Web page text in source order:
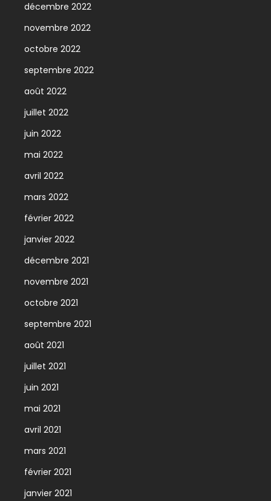
décembre 2022
novembre 2022
octobre 2022
septembre 2022
août 2022
juillet 2022
juin 2022
mai 2022
avril 2022
mars 2022
février 2022
janvier 2022
décembre 2021
novembre 2021
octobre 2021
septembre 2021
août 2021
juillet 2021
juin 2021
mai 2021
avril 2021
mars 2021
février 2021
janvier 2021